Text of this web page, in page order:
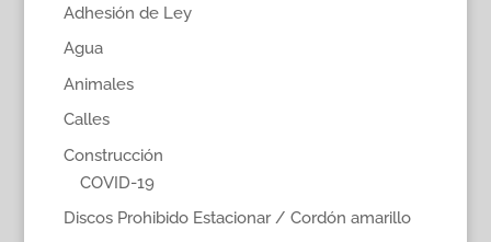
Adhesión de Ley
Agua
Animales
Calles
Construcción
COVID-19
Discos Prohibido Estacionar / Cordón amarillo